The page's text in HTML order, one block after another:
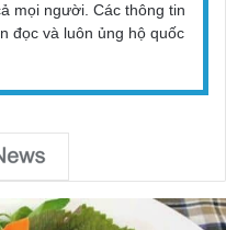
mọi người. Các thông tin
đọc và luôn ủng hộ quốc